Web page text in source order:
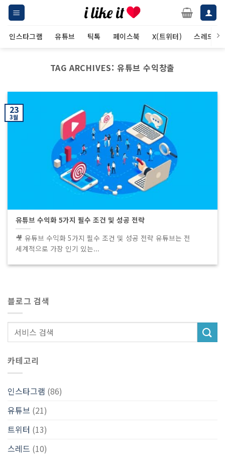
Skip
content
인스타그램 유튜브 틱톡 페이스북 X(트위터) 스레드
TAG ARCHIVES: 유튜브 수익창출
유튜브 수익화 5가지 필수 조건 및 성공 전략
🎥 유튜브 수익화 5가지 필수 조건 및 성공 전략 유튜브는 전
세계적으로 가장 인기 있는...
23
3월
블로그 검색
카테고리
인스타그램 (86)
유튜브 (21)
트위터 (13)
스레드 (10)